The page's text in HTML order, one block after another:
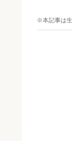
※本記事は生